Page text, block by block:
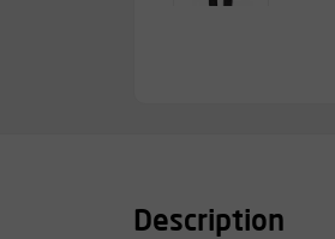
Description